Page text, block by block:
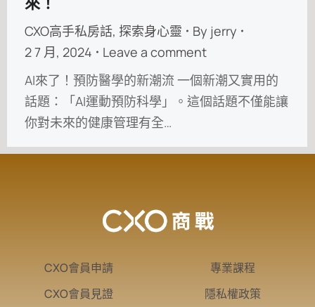
CXO高手私房話, 探索身心靈 By jerry
2 7 月, 2024
Leave a comment
AI來了！預防醫學的新潮流 一個新潮又實用的
話題：「AI運動預防科學」。這個話題不僅能讓
你對未來的健康管理有全…
CXO會員申請
CXO會員見證
專業課程
隱私權政策